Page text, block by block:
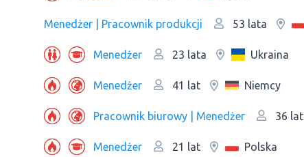
Menedżer | Pracownik produkcji 53 lata
Menedżer 23 lata Ukraina
Menedżer 41 lat Niemcy
Pracownik biurowy | Menedżer 36 lat
Menedżer 21 lat Polska